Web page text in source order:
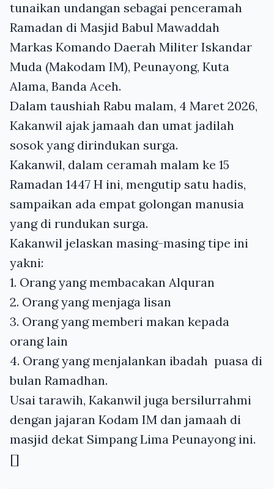
tunaikan undangan sebagai penceramah
Ramadan di Masjid Babul Mawaddah
Markas Komando Daerah Militer Iskandar
Muda (Makodam IM), Peunayong, Kuta
Alama, Banda Aceh.
Dalam taushiah Rabu malam, 4 Maret 2026,
Kakanwil ajak jamaah dan umat jadilah
sosok yang dirindukan surga.
Kakanwil, dalam ceramah malam ke 15
Ramadan 1447 H ini, mengutip satu hadis,
sampaikan ada empat golongan manusia
yang di rundukan surga.
Kakanwil jelaskan masing-masing tipe ini
yakni:
1. Orang yang membacakan Alquran
2. Orang yang menjaga lisan
3. Orang yang memberi makan kepada
orang lain
4. Orang yang menjalankan ibadah puasa di
bulan Ramadhan.
Usai tarawih, Kakanwil juga bersilurrahmi
dengan jajaran Kodam IM dan jamaah di
masjid dekat Simpang Lima Peunayong ini.
[]